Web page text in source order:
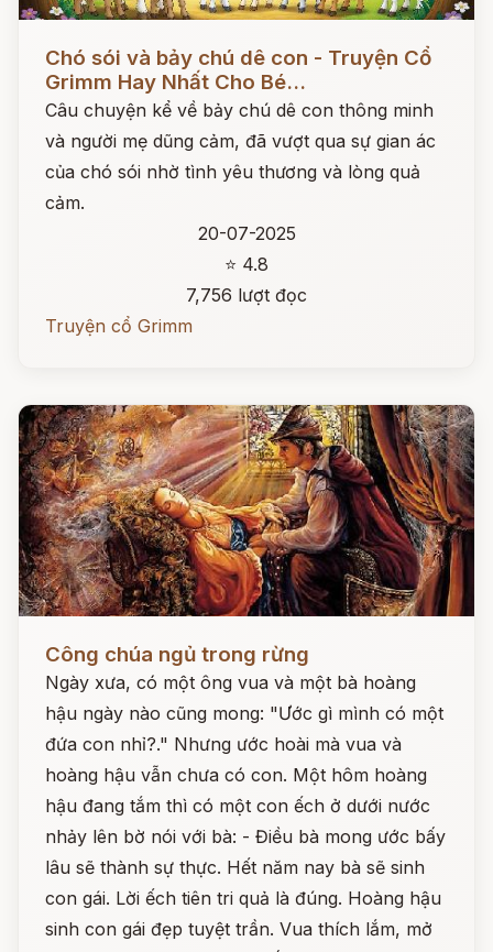
Chó sói và bảy chú dê con - Truyện Cổ
Grimm Hay Nhất Cho Bé...
Câu chuyện kể về bảy chú dê con thông minh
và người mẹ dũng cảm, đã vượt qua sự gian ác
của chó sói nhờ tình yêu thương và lòng quả
cảm.
20-07-2025
⭐ 4.8
7,756 lượt đọc
Truyện cổ Grimm
Công chúa ngủ trong rừng
Ngày xưa, có một ông vua và một bà hoàng
hậu ngày nào cũng mong: "Ước gì mình có một
đứa con nhỉ?." Nhưng ước hoài mà vua và
hoàng hậu vẫn chưa có con. Một hôm hoàng
hậu đang tắm thì có một con ếch ở dưới nước
nhảy lên bờ nói với bà: - Điều bà mong ước bấy
lâu sẽ thành sự thực. Hết năm nay bà sẽ sinh
con gái. Lời ếch tiên tri quả là đúng. Hoàng hậu
sinh con gái đẹp tuyệt trần. Vua thích lắm, mở